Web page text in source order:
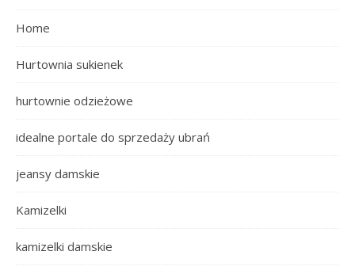
Home
Hurtownia sukienek
hurtownie odzieżowe
idealne portale do sprzedaży ubrań
jeansy damskie
Kamizelki
kamizelki damskie